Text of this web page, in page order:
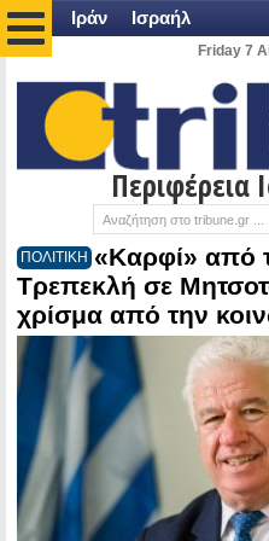
Ιράν Ισραήλ
Friday 7
Περιφέρεια
ΠΟΛΙΤΙΚΗ «Καρφί» από
Τρεπεκλή σε
χρίσμα από την